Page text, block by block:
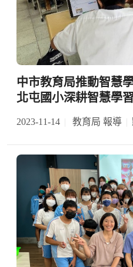
中市教育局推動智慧
北屯國小深耕智慧學
2023-11-14 教育局 報導